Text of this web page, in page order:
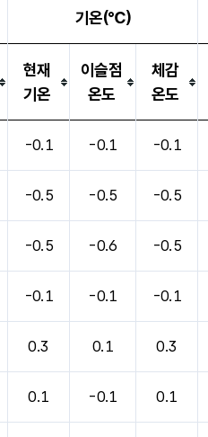
기온(℃)
현재
기온
이슬점
온도
체감
온도
-0.1 -0.1 -0.1
-0.5 -0.5 -0.5
-0.5 -0.6 -0.5
-0.1 -0.1 -0.1
0.3 0.1 0.3
0.1 -0.1 0.1